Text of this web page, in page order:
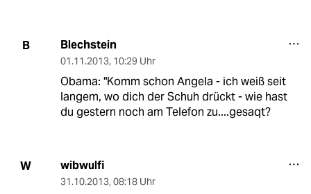
B Blechstein
01.11.2013, 10:29 Uhr
Obama: "Komm schon Angela - ich weiß seit
langem, wo dich der Schuh drückt - wie hast
du gestern noch am Telefon zu....gesaqt?
W wibwulfi
31.10.2013, 08:18 Uhr